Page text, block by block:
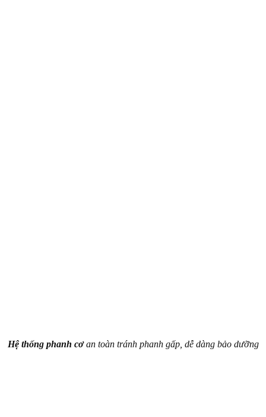
Hệ thống phanh cơan toàn tránh phanh gấp, dễ dàng bảo dưỡng